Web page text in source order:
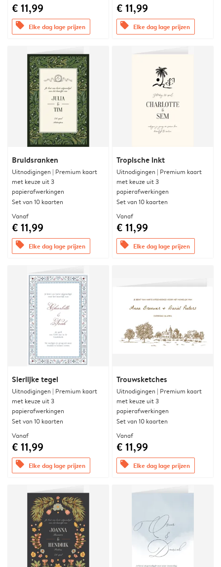
€ 11,99
offers Elke dag lage prijzen
€ 11,99
offers Elke dag lage prijzen
Bruidsranken
Uitnodigingen | Premium kaart
met keuze uit 3
papierafwerkingen
Set van 10 kaarten
Vanaf
€ 11,99
offers Elke dag lage prijzen
Tropische inkt
Uitnodigingen | Premium kaart
met keuze uit 3
papierafwerkingen
Set van 10 kaarten
Vanaf
€ 11,99
offers Elke dag lage prijzen
Sierlijke tegel
Uitnodigingen | Premium kaart
met keuze uit 3
papierafwerkingen
Set van 10 kaarten
Vanaf
€ 11,99
offers Elke dag lage prijzen
Trouwsketches
Uitnodigingen | Premium kaart
met keuze uit 3
papierafwerkingen
Set van 10 kaarten
Vanaf
€ 11,99
offers Elke dag lage prijzen